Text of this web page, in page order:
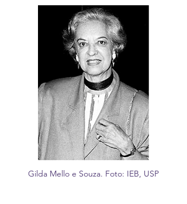
Gilda Mello e Souza. Foto: IEB, USP